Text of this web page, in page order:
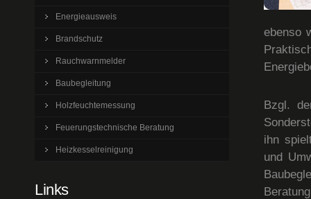
ebenso
Bzgl.
ihn
und
Energieausweis
Brandschutz
Rauchwarnmelder
Baubegleitung
Holzfeuchtemessung
Feuerungstechnische Beratung
Heizkesselreinigung
Links